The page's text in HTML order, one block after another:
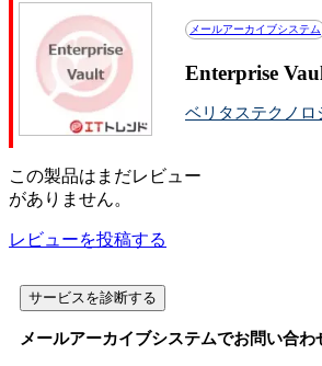
メールアーカイブシステム
Enterprise
ベリタステクノロ
この製品はまだレビュー
がありません。
レビューを投稿する
サービスを診断する
メールアーカイブシステムでお問い合わ